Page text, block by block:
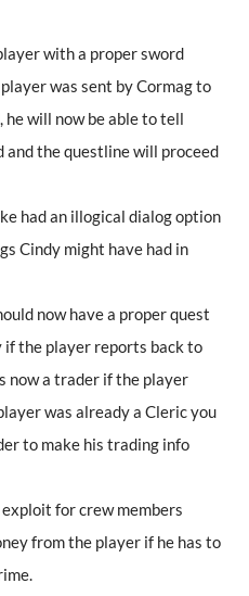
with a proper sword
was sent by Cormag to
he will now be able to tell
and the questline will proceed
had an illogical dialog option
Cindy might have had in
now have a proper quest
the player reports back to
now a trader if the player
was already a Cleric you
to make his trading info
for crew members
from the player if he has to